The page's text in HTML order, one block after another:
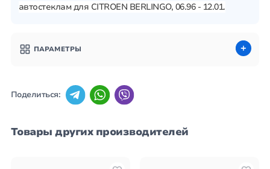
автостеклам для CITROEN BERLINGO, 06.96 - 12.01.
ПАРАМЕТРЫ
Поделиться:
Товары других производителей